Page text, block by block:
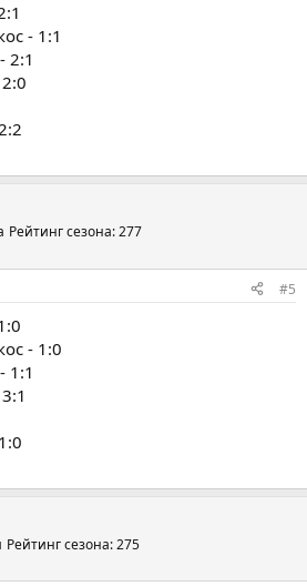
- 1:1
2:1
Рейтинг сезона: 277
#5
- 1:0
1:1
Рейтинг сезона: 275